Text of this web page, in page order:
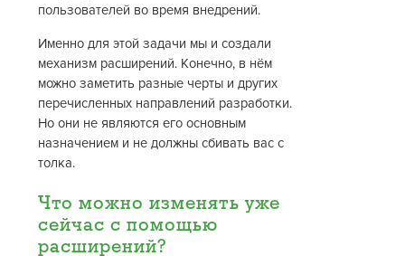
пользователей во время внедрений.
Именно для этой задачи мы и создали
механизм расширений. Конечно, в нём
можно заметить разные черты и других
перечисленных направлений разработки.
Но они не являются его основным
назначением и не должны сбивать вас с
толка.
Что можно изменять уже
сейчас с помощью
расширений?